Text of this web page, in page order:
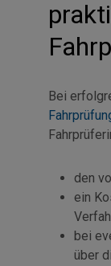
Bei
den
ein
bei
über